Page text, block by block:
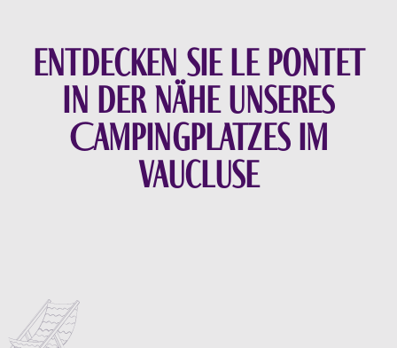
Entdecken Sie Le Pontet
in der Nähe unseres
Campingplatzes im
Vaucluse